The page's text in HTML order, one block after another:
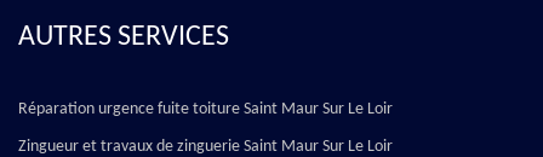
AUTRES SERVICES
Réparation urgence fuite toiture Saint Maur Sur Le Loir
Zingueur et travaux de zinguerie Saint Maur Sur Le Loir